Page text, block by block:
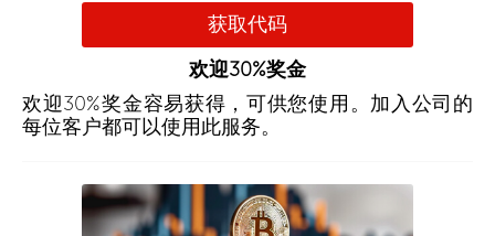
获取代码
欢迎30%奖金
欢迎30%奖金容易获得，可供您使用。加入公司的
每位客户都可以使用此服务。